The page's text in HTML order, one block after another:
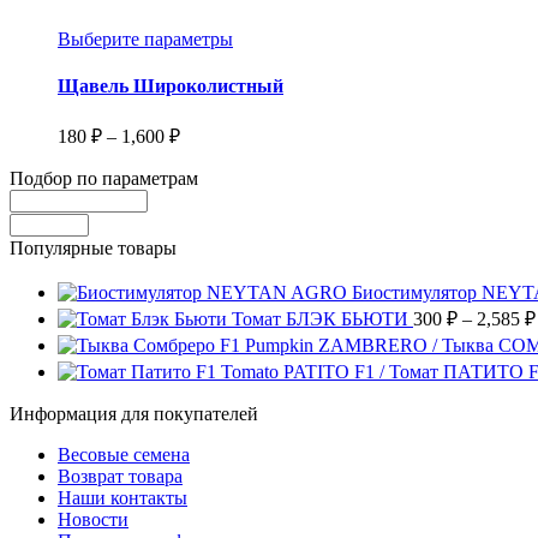
Выберите параметрыЭтот
имеет
Щавель Широколистный
180 ₽ – 1,600 ₽Диапазон
180 ₽
Подбор по параметрам
Популярные товары
Биостимулятор
Томат БЛЭК БЬЮТИ 300 ₽ – 2,585 ₽
Pumpkin ZAMBRERO / Тыква
Tomato PATITO F1 / Томат ПАТИТО
Информация для покупателей
Весовые семена
Возврат товара
Наши контакты
Новости